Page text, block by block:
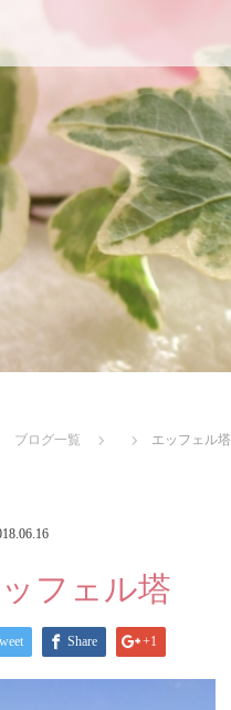
ブログ一覧
エッフェル塔
フェル塔
Share +1